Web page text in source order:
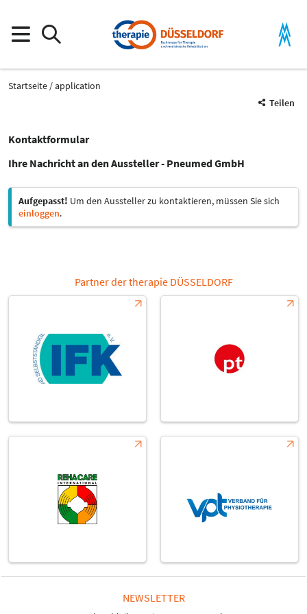
Startseite
application
Teilen
Kontaktformular
Ihre Nachricht an den Aussteller - Pneumed GmbH
Aufgepasst! Um den Aussteller zu kontaktieren, müssen Sie sich
einloggen.
Partner der therapie DÜSSELDORF
NEWSLETTER